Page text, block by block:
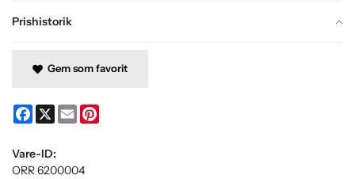
Prishistorik
Gem som favorit
Facebook
X Email
Vare-ID:
ORR 6200004